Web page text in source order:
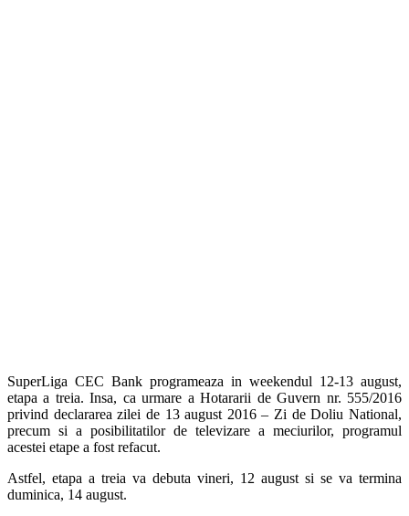
SuperLiga CEC Bank programeaza in weekendul 12-13 august,
etapa a treia. Insa, ca urmare a Hotararii de Guvern nr. 555/2016
privind declararea zilei de 13 august 2016 – Zi de Doliu National,
precum si a posibilitatilor de televizare a meciurilor, programul
acestei etape a fost refacut.
Astfel, etapa a treia va debuta vineri, 12 august si se va termina
duminica, 14 august.